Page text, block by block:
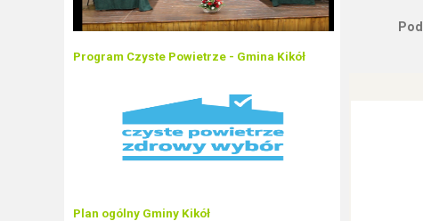
Program Czyste Powietrze - Gmina Kikół
Plan ogólny Gminy Kikół